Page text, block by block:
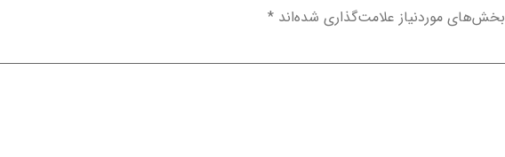
بخش‌های موردنیاز علامت‌گذاری شده‌اند *